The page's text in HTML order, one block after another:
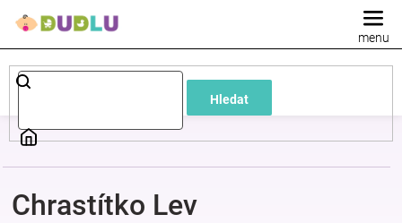
Hledat
Dětské
a
kojenecké
oblečení
Chrastítko Lev